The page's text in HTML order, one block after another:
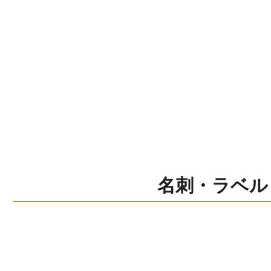
名刺・ラベ